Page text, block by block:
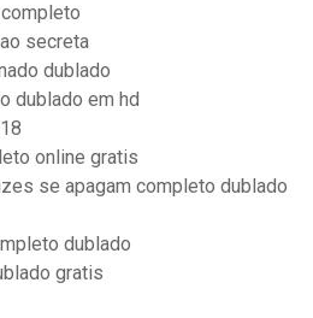
secreta
dublado
dublado em hd
online gratis
se apagam completo dublado
dublado
gratis